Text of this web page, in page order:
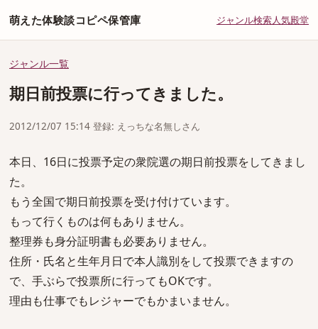
萌えた体験談コピペ保管庫 ジャンル検索人気殿堂
ジャンル一覧
期日前投票に行ってきました。
2012/12/07 15:14 登録: えっちな名無しさん
本日、16日に投票予定の衆院選の期日前投票をしてきまし
た。
もう全国で期日前投票を受け付けています。
もって行くものは何もありません。
整理券も身分証明書も必要ありません。
住所・氏名と生年月日で本人識別をして投票できますの
で、手ぶらで投票所に行ってもOKです。
理由も仕事でもレジャーでもかまいません。